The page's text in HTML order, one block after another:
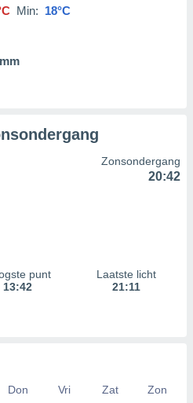
Min: 18°C
Zonsondergang
20:42
punt
13:42
Laatste licht
21:11
Don Vri Zat
Zon